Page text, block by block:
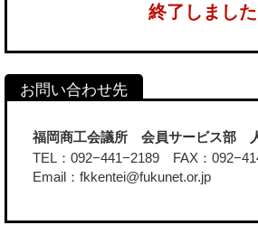
終了しました
福岡商工会議所 会員サービス部
TEL：092−441−2189 FAX：
Email：fkkentei@fukunet.or.jp